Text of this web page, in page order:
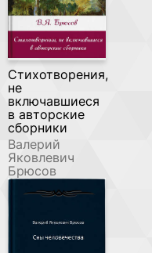
Стихотворения,
не
включавшиеся
в авторские
сборники
Валерий
Яковлевич
Брюсов